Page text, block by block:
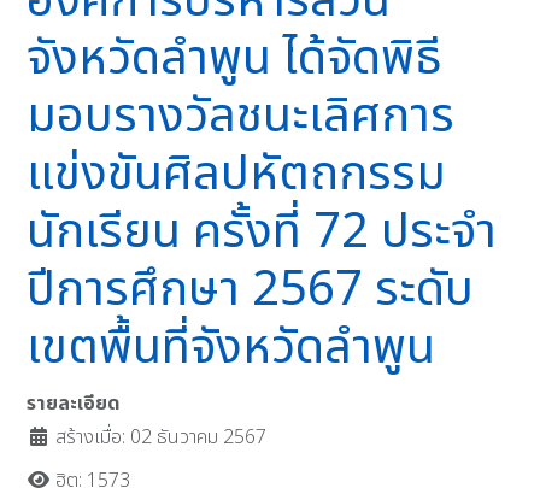
จังหวัดลำพูน ได้จัดพิธี
มอบรางวัลชนะเลิศการ
แข่งขันศิลปหัตถกรรม
นักเรียน ครั้งที่ 72 ประจำ
ปีการศึกษา 2567 ระดับ
เขตพื้นที่จังหวัดลำพูน
รายละเอียด
สร้างเมื่อ: 02 ธันวาคม 2567
ฮิต: 1573